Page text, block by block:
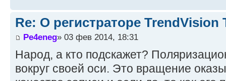
Re: О регистраторе TrendVision
Pe4eneg» 03 фев 2014, 18:31
Народ, а кто подскажет?
вокруг своей оси. Это вращение